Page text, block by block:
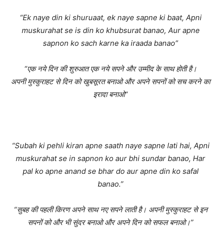
“Ek naye din ki shuruaat, ek naye sapne ki baat, Apni
muskurahat se is din ko khubsurat banao, Aur apne
sapnon ko sach karne ka iraada banao”
“एक नये दिन की शुरुआत एक नये सपने और उम्मीद के साथ होती है।
अपनी मुस्कुराहट से दिन को खुबसूरत बनाओ और अपने सपनों को सच करने का
इरादा बनाओ”
“Subah ki pehli kiran apne saath naye sapne lati hai, Apni
muskurahat se in sapnon ko aur bhi sundar banao, Har
pal ko apne anand se bhar do aur apne din ko safal
banao.”
“सुबह की पहली किरण अपने साथ नए सपने लाती है। अपनी मुस्कुराहट से इन
सपनों को और भी सुंदर बनाओ और अपने दिन को सफल बनाओ।”